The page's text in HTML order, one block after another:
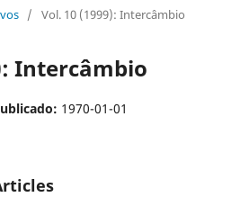
/ Vol. 10 (1999): Intercâmbio
Intercâmbio
1970-01-01